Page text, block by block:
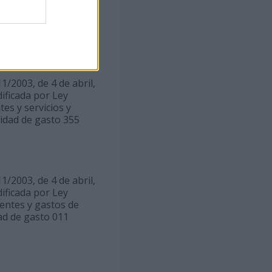
de gasto 180
de gasto
2003, de 4 de abril,
por Ley
y servicios y
de gasto 355
2003, de 4 de abril,
por Ley
y gastos de
de gasto 011